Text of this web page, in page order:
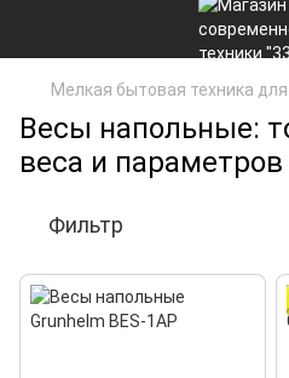
Мелкая бытовая техника
Весы напольные:
веса и
Фильтр